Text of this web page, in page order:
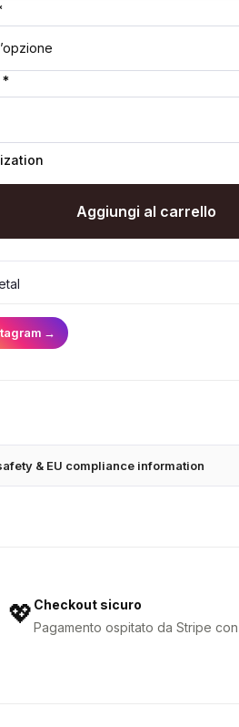
Aggiungi al carrello
→
& EU compliance information
💖Checkout sicuro
Pagamento ospitato da Stripe